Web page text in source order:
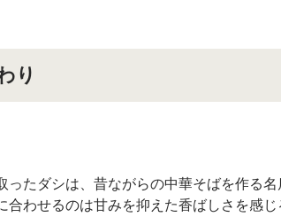
り
ったダシは、昔ながらの中華そばを作る
合わせるのは甘みを抑えた香ばしさを感